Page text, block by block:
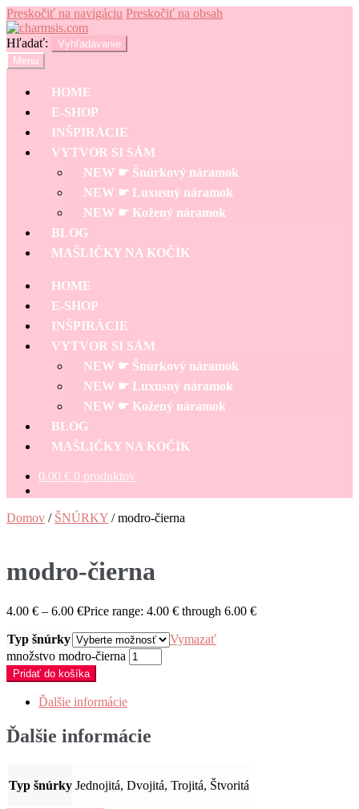
Preskočiť na navigáciu Preskočiť na obsah
Hľadať:
Vyhľadávanie
Menu
HOME
E-SHOP
INŠPIRÁCIE
VYTVOR SI SÁM
NEW ☛ Šnúrkový náramok
NEW ☛ Luxusný náramok
NEW ☛ Kožený náramok
BLOG
MAŠLIČKY NA KOČÍK
HOME
E-SHOP
INŠPIRÁCIE
VYTVOR SI SÁM
NEW ☛ Šnúrkový náramok
NEW ☛ Luxusný náramok
NEW ☛ Kožený náramok
BLOG
MAŠLIČKY NA KOČÍK
0.00 € 0 produktov
Domov / ŠNÚRKY /modro-čierna
modro-čierna
4.00 € – 6.00 €Price range: 4.00 € through 6.00 €
Typ šnúrky
Vymazať
množstvo modro-čierna
Pridať do košíka
Ďalšie informácie
Ďalšie informácie
Typ šnúrky Jednojitá, Dvojitá, Trojitá, Štvoritá